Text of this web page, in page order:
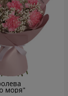
моря"